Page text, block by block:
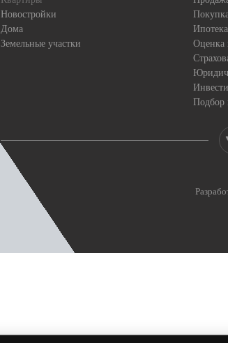
Новостройки
Дома
Земельные участки
Ипотека
Оценка
Подбор